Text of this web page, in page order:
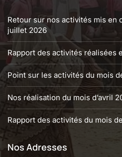
Retour sur nos activités mis
juillet 2026
Rapport des activités réalisées
Point sur les activités du mois
Nos réalisation du mois d’avril
Rapport des activités du mois
Nos Adresses